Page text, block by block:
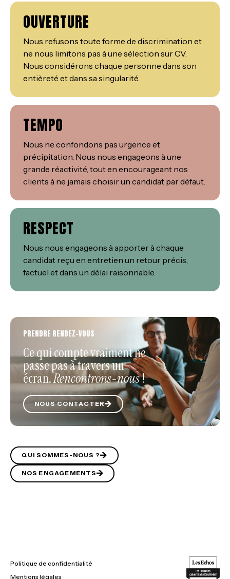
OUVERTURE
Nous refusons toute forme de discrimination et
ne nous limitons pas à une sélection sur CV.
Nous considérons chaque personne dans son
entièreté et dans sa singularité.
TEMPO
Nous ne confondons pas urgence et
précipitation. Nous nous engageons à une
grande réactivité, tout en encourageant nos
clients à ne jamais choisir un candidat par défaut.
RESPECT
Nous nous engageons à apporter à chaque
candidat reçu en entretien un retour précis,
factuel et dans un délai raisonnable.
PRENDRE RENDEZ-VOUS
Ce qui compte vraiment ne
passe pas à travers un
écran.Rencontrons-nous!
NOUS CONTACTER
QUI SOMMES-NOUS ?
NOS ENGAGEMENTS
Politique de confidentialité
Mentions légales